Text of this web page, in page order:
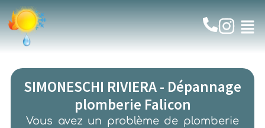
SIMONESCHI RIVIERA - Dépannage
plomberie Falicon
Vous avez un problème de plomberie